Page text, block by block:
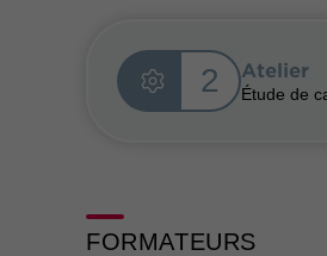
2 Atelier
Étude de
FORMATEURS